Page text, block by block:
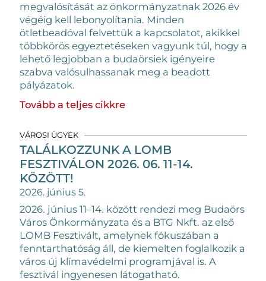
megvalósítását az önkormányzatnak 2026 év
végéig kell lebonyolítania. Minden
ötletbeadóval felvettük a kapcsolatot, akikkel
többkörös egyeztetéseken vagyunk túl, hogy a
lehető legjobban a budaörsiek igényeire
szabva valósulhassanak meg a beadott
pályázatok.
Tovább a teljes cikkre
VÁROSI ÜGYEK
TALÁLKOZZUNK A LOMB
FESZTIVÁLON 2026. 06. 11-14.
KÖZÖTT!
2026. június 5.
2026. június 11–14. között rendezi meg Budaörs
Város Önkormányzata és a BTG Nkft. az első
LOMB Fesztivált, amelynek fókuszában a
fenntarthatóság áll, de kiemelten foglalkozik a
város új klímavédelmi programjával is. A
fesztivál ingyenesen látogatható.